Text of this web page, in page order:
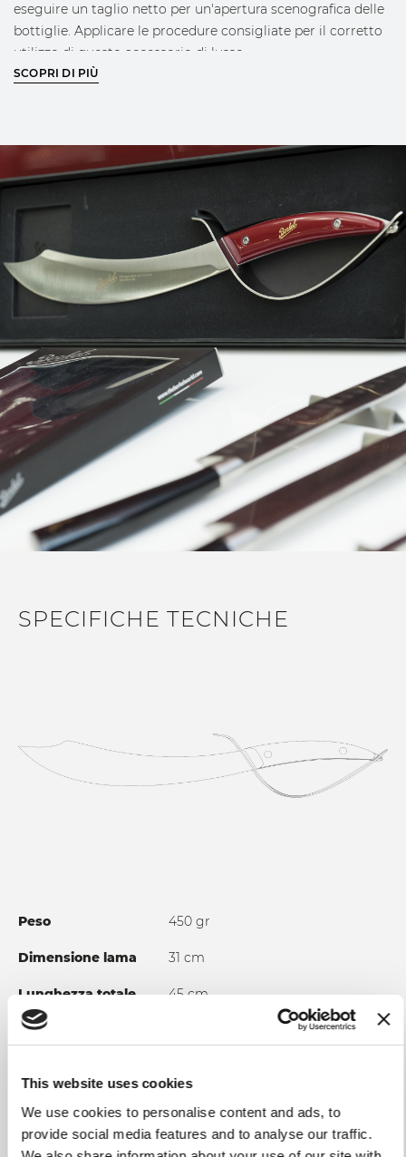
This website uses cookies
We use cookies to personalise content and ads, to
provide social media features and to analyse our traffic.
eseguire un taglio netto per un'apertura scenografica delle
bottiglie. Applicare le procedure consigliate per il corretto
utilizzo di questo accessorio di lusso.
Affilatura: Liscia, senza denti
SCOPRI DI PIÙ
SPECIFICHE TECNICHE
Peso 450 gr
Dimensione lama 31 cm
Lunghezza totale 45 cm
Materiale lama
Forgiato in acciaio Inox 1.4116-X50
Cr Mo V15; Trattamento termico
PMMA